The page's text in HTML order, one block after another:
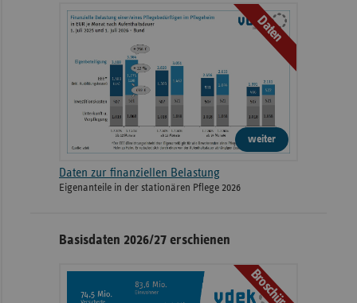
Daten
weiter
Daten zur finanziellen Belastung
Eigenanteile in der stationären Pflege 2026
Basisdaten 2026/27 erschienen
Broschüre